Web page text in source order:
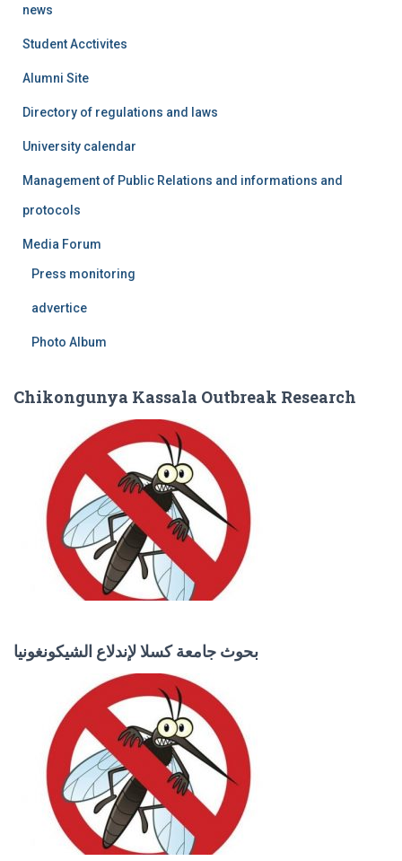
news
Student Acctivites
Alumni Site
Directory of regulations and laws
University calendar
Management of Public Relations and informations and
protocols
Media Forum
Press monitoring
advertice
Photo Album
Chikongunya Kassala Outbreak Research
بحوث جامعة كسلا لإندلاع الشيكونغونيا